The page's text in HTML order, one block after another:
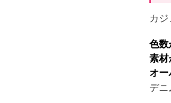
カ
色
素
オー
デ